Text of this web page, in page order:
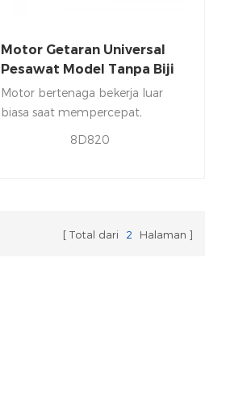
Motor Getaran Universal
Pesawat Model Tanpa Biji
Sikat DC
Motor bertenaga bekerja luar
biasa saat mempercepat,
8D820
Total dari 2 Halaman